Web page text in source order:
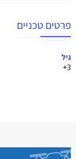
פרטים טכניים
גיל
3+